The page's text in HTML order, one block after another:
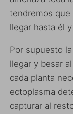
tendremos que
llegar hasta él
Por supuesto
llegar y besar
cada planta
ectoplasma
capturar al